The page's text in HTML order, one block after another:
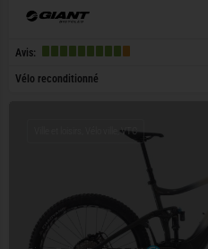
Avis:
Vélo reconditionné
Ville et loisirs, Vélo ville, VTC